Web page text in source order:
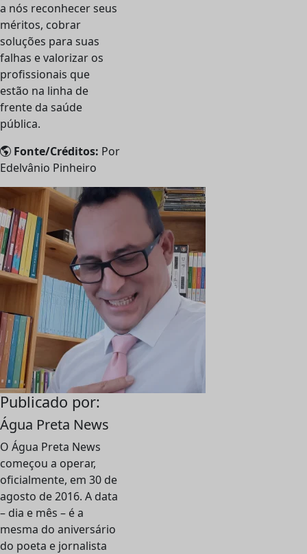
a nós reconhecer seus
méritos, cobrar
soluções para suas
falhas e valorizar os
profissionais que
estão na linha de
frente da saúde
pública.
Fonte/Créditos: Por
Edelvânio Pinheiro
Publicado por:
Água Preta News
O Água Preta News
começou a operar,
oficialmente, em 30 de
agosto de 2016. A data
– dia e mês – é a
mesma do aniversário
do poeta e jornalista